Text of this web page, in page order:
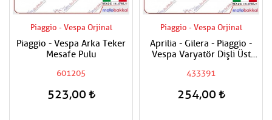
Piaggio - Vespa Orjinal
Piaggio - Vespa Arka Teker
Mesafe Pulu
601205
523,00
Piaggio - Vespa Orjinal
Aprilia - Gilera - Piaggio -
Vespa Varyatör Dişli Üst
433391
254,00